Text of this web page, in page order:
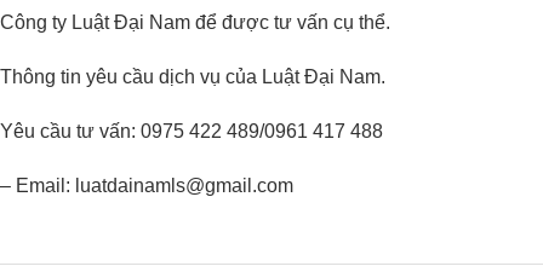
Công ty Luật Đại Nam để được tư vấn cụ thể.
Thông tin yêu cầu dịch vụ của Luật Đại Nam.
Yêu cầu tư vấn: 0975 422 489/0961 417 488
– Email: luatdainamls@gmail.com